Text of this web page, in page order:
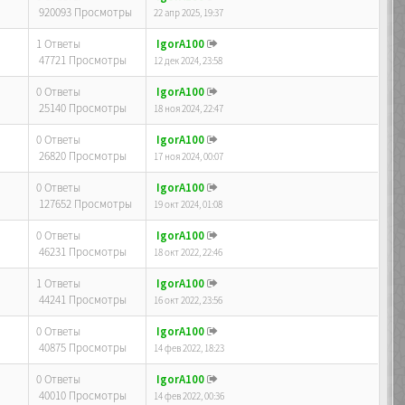
920093 Просмотры
22 апр 2025, 19:37
1 Ответы
47721 Просмотры
IgorA100
12 дек 2024, 23:58
0 Ответы
25140 Просмотры
IgorA100
18 ноя 2024, 22:47
0 Ответы
26820 Просмотры
IgorA100
17 ноя 2024, 00:07
0 Ответы
127652 Просмотры
IgorA100
19 окт 2024, 01:08
0 Ответы
46231 Просмотры
IgorA100
18 окт 2022, 22:46
1 Ответы
44241 Просмотры
IgorA100
16 окт 2022, 23:56
0 Ответы
40875 Просмотры
IgorA100
14 фев 2022, 18:23
0 Ответы
40010 Просмотры
IgorA100
14 фев 2022, 00:36